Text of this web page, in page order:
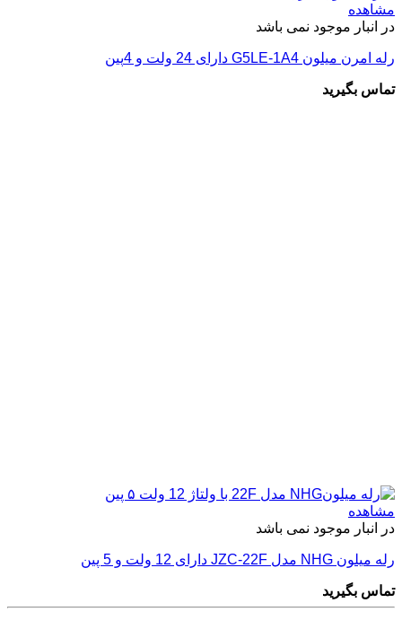
مشاهده
در انبار موجود نمی باشد
رله امرن میلون G5LE-1A4 دارای 24 ولت و 4پین
تماس بگیرید
مشاهده
در انبار موجود نمی باشد
رله میلون NHG مدل JZC-22F دارای 12 ولت و 5 پین
تماس بگیرید